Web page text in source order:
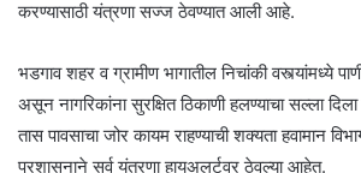
करण्यासाठी यंत्रणा सज्ज ठेवण्यात आली आहे.
भडगाव शहर व ग्रामीण भागातील निचांकी वस्त्यांमध्ये
असून नागरिकांना सुरक्षित ठिकाणी हलण्याचा सल्ला
तास पावसाचा जोर कायम राहण्याची शक्यता हवामान
प्रशासनाने सर्व यंत्रणा हायअलर्टवर ठेवल्या आहेत.